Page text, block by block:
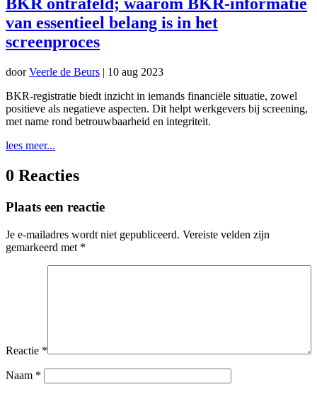
van essentieel belang is in het
screenproces
doorVeerle de Beurs | 10 aug 2023
BKR-registratie biedt inzicht in iemands financiële situatie, zowel
positieve als negatieve aspecten. Dit helpt werkgevers bij screening,
met name rond betrouwbaarheid en integriteit.
lees meer...
0 Reacties
Plaats een reactie
Je e-mailadres wordt niet gepubliceerd. Vereiste velden zijn
gemarkeerd met *
Reactie *
Naam *